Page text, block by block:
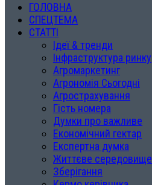
ГОЛОВНА
СПЕЦТЕМА
СТАТТІ
Ідеї & тренди
Інфраструктура ринку
Агромаркетинг
Агрономія Сьогодні
Агрострахування
Гість номера
Думки про важливе
Економічний гектар
Експертна думка
Життєве середовище
Зберігання